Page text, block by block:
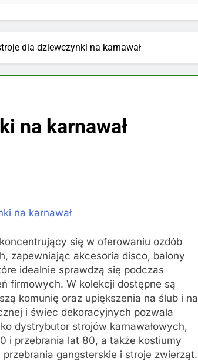
dla dziewczynki na karnawał
na karnawał
na karnawał
się w oferowaniu ozdób
zapewniając akcesoria disco, balony
idealnie sprawdzą się podczas
firmowych. W kolekcji dostępne są
komunię oraz upiększenia na ślub i na
i świec dekoracyjnych pozwala
dystrybutor strojów karnawałowych,
i przebrania lat 80, a także kostiumy
gangsterskie i stroje zwierząt.